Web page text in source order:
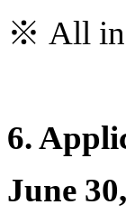
※ All
6.
June